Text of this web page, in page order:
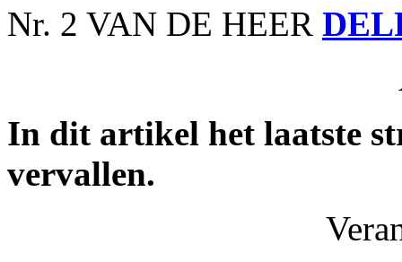
Nr. 2 VAN DE HEER
In dit artikel het laatste
vervallen.